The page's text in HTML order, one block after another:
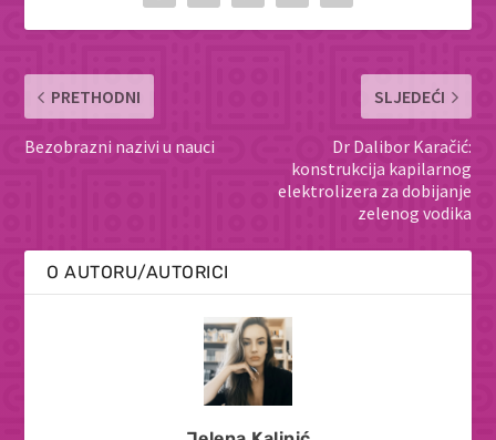
PRETHODNI
Bezobrazni nazivi u nauci
SLJEDEĆI
Dr Dalibor Karačić:
konstrukcija kapilarnog
elektrolizera za dobijanje
zelenog vodika
O AUTORU/AUTORICI